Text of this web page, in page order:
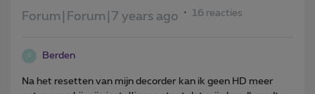
Forum|Forum|7 years ago 16 reacties
B Berden
Na het resetten van mijn decorder kan ik geen HD meer